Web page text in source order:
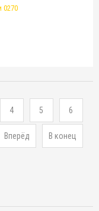
4 5 6
Вперёд В конец